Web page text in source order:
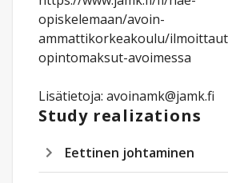
opiskelemaan/avoin-
ammattikorkeakoulu/
opintomaksut-avoimessa
Lisätietoja: avoinamk@jamk.fi
Study realizations
Eettinen johtaminen